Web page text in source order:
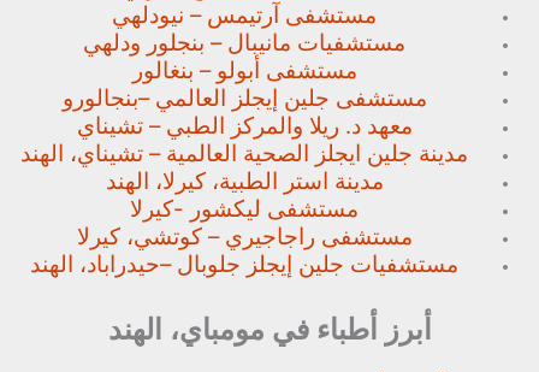
مستشفى آرتيمس – نيودلهي
مستشفيات مانيبال – بنجلور ودلهي
مستشفى أبولو – بنغالور
مستشفى جلين إيجلز العالمي –بنجالورو
معهد د. ريلا والمركز الطبي – تشيناي
مدينة جلين ايجلز الصحية العالمية – تشيناي، الهند
مدينة استر الطبية، كيرلا، الهند
مستشفى ليكشور -كيرلا
مستشفى راجاجيري – كوتشي، كيرلا
مستشفيات جلين إيجلز جلوبال –حيدراباد، الهند
أبرز أطباء في مومباي، الهند